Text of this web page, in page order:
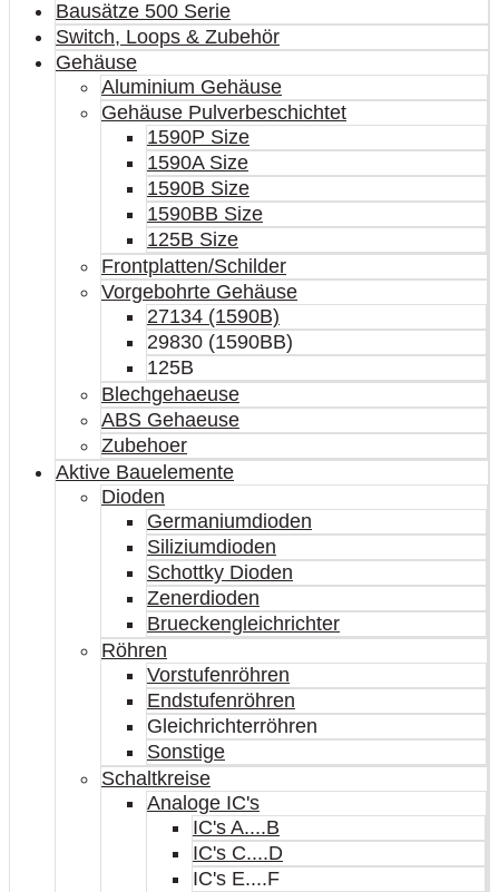
Bausätze 500 Serie
Switch, Loops & Zubehör
Gehäuse
Aluminium Gehäuse
Gehäuse Pulverbeschichtet
1590P Size
1590A Size
1590B Size
1590BB Size
125B Size
Frontplatten/Schilder
Vorgebohrte Gehäuse
27134 (1590B)
29830 (1590BB)
125B
Blechgehaeuse
ABS Gehaeuse
Zubehoer
Aktive Bauelemente
Dioden
Germaniumdioden
Siliziumdioden
Schottky Dioden
Zenerdioden
Brueckengleichrichter
Röhren
Vorstufenröhren
Endstufenröhren
Gleichrichterröhren
Sonstige
Schaltkreise
Analoge IC's
IC's A....B
IC's C....D
IC's E....F